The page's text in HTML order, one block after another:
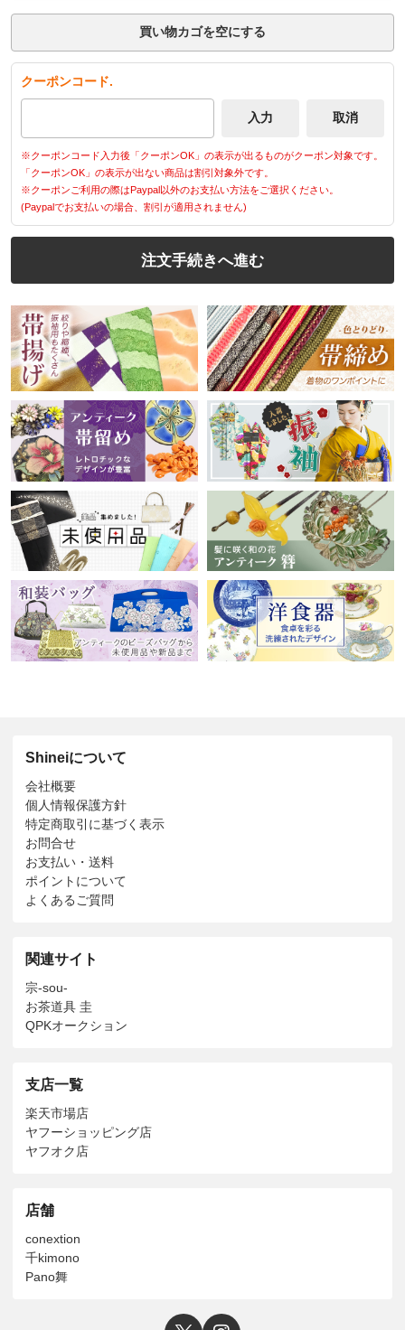
買い物カゴを空にする
クーポンコード.
※クーポンコード入力後「クーポンOK」の表示が出るものがクーポン対象です。
「クーポンOK」の表示が出ない商品は割引対象外です。
※クーポンご利用の際はPaypal以外のお支払い方法をご選択ください。
(Paypalでお支払いの場合、割引が適用されません)
注文手続きへ進む
Shineiについて
会社概要
個人情報保護方針
特定商取引に基づく表示
お問合せ
お支払い・送料
ポイントについて
よくあるご質問
関連サイト
宗-sou-
お茶道具 圭
QPKオークション
支店一覧
楽天市場店
ヤフーショッピング店
ヤフオク店
店舗
conextion
千kimono
Pano舞